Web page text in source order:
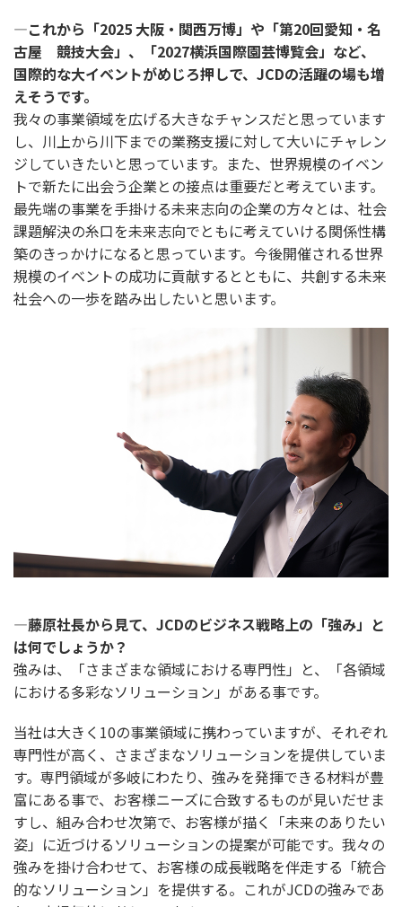
―これから「2025 大阪・関西万博」や「第20回愛知・名
古屋 競技大会」、「2027横浜国際園芸博覧会」など、
国際的な大イベントがめじろ押しで、JCDの活躍の場も増
えそうです。
我々の事業領域を広げる大きなチャンスだと思っています
し、川上から川下までの業務支援に対して大いにチャレン
ジしていきたいと思っています。また、世界規模のイベン
トで新たに出会う企業との接点は重要だと考えています。
最先端の事業を手掛ける未来志向の企業の方々とは、社会
課題解決の糸口を未来志向でともに考えていける関係性構
築のきっかけになると思っています。今後開催される世界
規模のイベントの成功に貢献するとともに、共創する未来
社会への一歩を踏み出したいと思います。
―藤原社長から見て、JCDのビジネス戦略上の「強み」と
は何でしょうか？
強みは、「さまざまな領域における専門性」と、「各領域
における多彩なソリューション」がある事です。
当社は大きく10の事業領域に携わっていますが、それぞれ
専門性が高く、さまざまなソリューションを提供していま
す。専門領域が多岐にわたり、強みを発揮できる材料が豊
富にある事で、お客様ニーズに合致するものが見いだせま
すし、組み合わせ次第で、お客様が描く「未来のありたい
姿」に近づけるソリューションの提案が可能です。我々の
強みを掛け合わせて、お客様の成長戦略を伴走する「統合
的なソリューション」を提供する。これがJCDの強みであ